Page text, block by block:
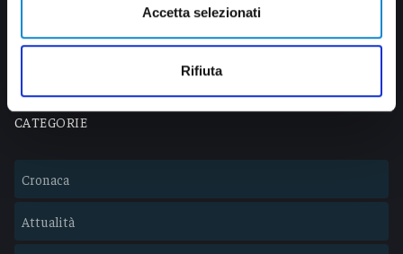
Accetta selezionati
Rifiuta
Lavora con noi
CATEGORIE
Cronaca
Attualità